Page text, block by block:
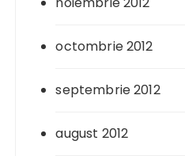
octombrie 2012
septembrie 2012
august 2012